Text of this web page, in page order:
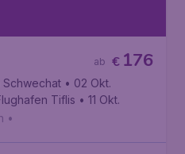
€ 176
ab
Schwechat • 02 Okt.
Tiflis • 11 Okt.
•